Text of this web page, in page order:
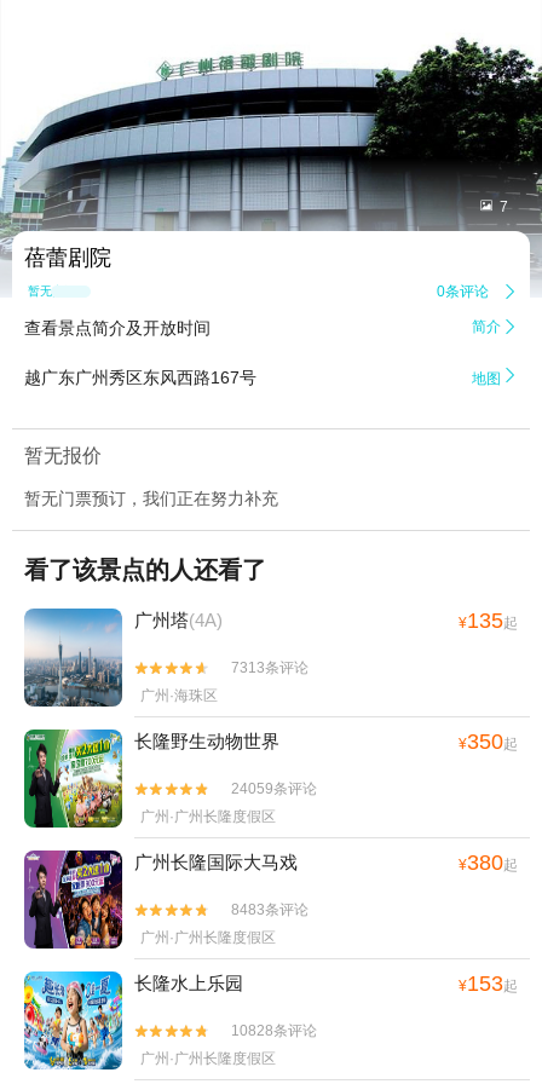
 7
蓓蕾剧院
暂无点评 0条评论 
查看景点简介及开放时间 简介 
越广东广州秀区东风西路167号 地图 
暂无报价
暂无门票预订，我们正在努力补充
看了该景点的人还看了
广州塔(4A) ¥135起


7313条评论
广州·海珠区
长隆野生动物世界 ¥350起


24059条评论
广州·广州长隆度假区
广州长隆国际大马戏 ¥380起


8483条评论
广州·广州长隆度假区
长隆水上乐园 ¥153起


10828条评论
广州·广州长隆度假区